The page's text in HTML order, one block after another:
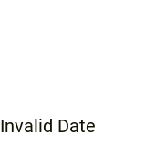
Invalid Date